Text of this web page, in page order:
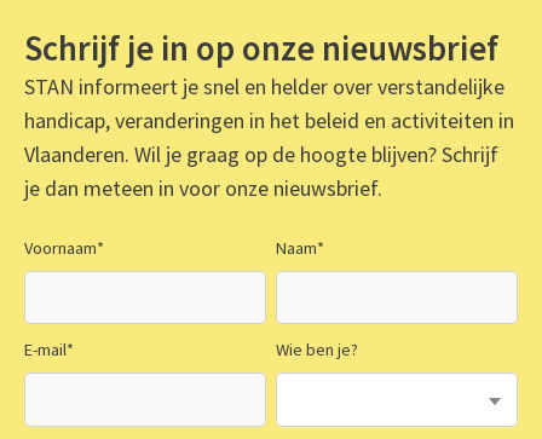
Schrijf je in op onze nieuwsbrief
STAN informeert je snel en helder over verstandelijke
handicap, veranderingen in het beleid en activiteiten in
Vlaanderen. Wil je graag op de hoogte blijven? Schrijf
je dan meteen in voor onze nieuwsbrief.
Voornaam* Naam*
E-mail* Wie ben je?